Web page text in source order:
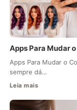
Apps Para Mudar
Apps Para Mudar o
sempre dá…
Leia mais